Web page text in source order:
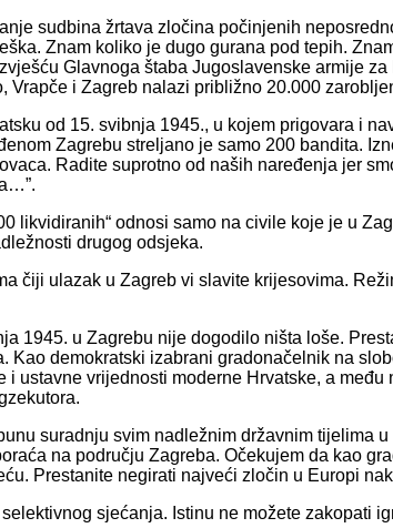
sudbina žrtava zločina počinjenih
Znam koliko je dugo gurana pod tepih.
Glavnoga štaba Jugoslavenske armije
Vrapče i Zagreb nalazi približno 20.000
od 15. svibnja 1945., u kojem prigovara i
Zagrebu streljano je samo 200 bandita.
Radite suprotno od naših naređenja jer
likvidiranih“ odnosi samo na civile koje je u
drugog odsjeka.
čiji ulazak u Zagreb vi slavite krijesovima.
1945. u Zagrebu nije dogodilo ništa loše.
Kao demokratski izabrani gradonačelnik na
i ustavne vrijednosti moderne Hrvatske, a među
suradnju svim nadležnim državnim tijelima
na području Zagreba. Očekujem da kao
Prestanite negirati najveći zločin u Europi
sjećanja. Istinu ne možete zakopati